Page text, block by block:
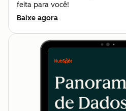
feita para você!
Baixe agora